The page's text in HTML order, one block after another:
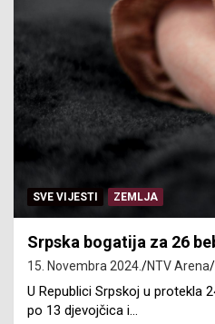
SVE VIJESTI ZEMLJA
Srpska bogatija za 26
15. Novembra 2024. NTV Arena
U Republici Srpskoj u protekla
po 13 djevojčica i…